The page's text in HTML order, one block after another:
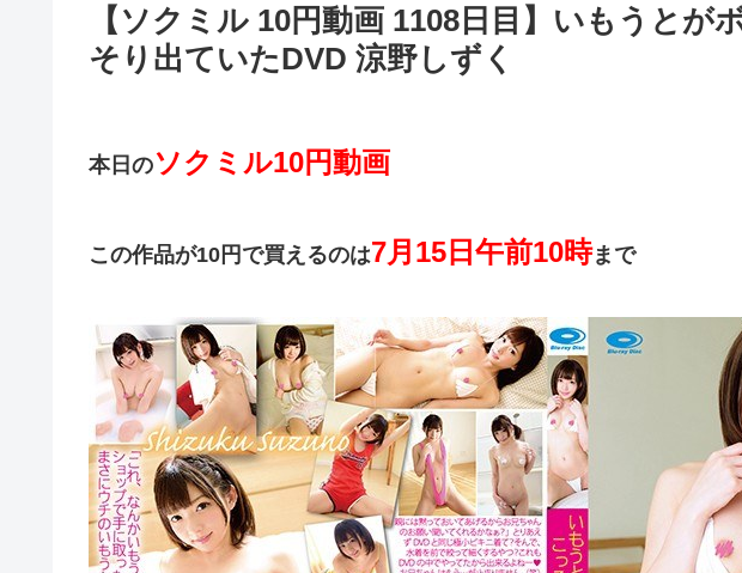
【ソクミル 10円動画 1108日目】いもうとが
そり出ていたDVD 涼野しずく
本日のソクミル10円動画
この作品が10円で買えるのは7月15日午前10時まで